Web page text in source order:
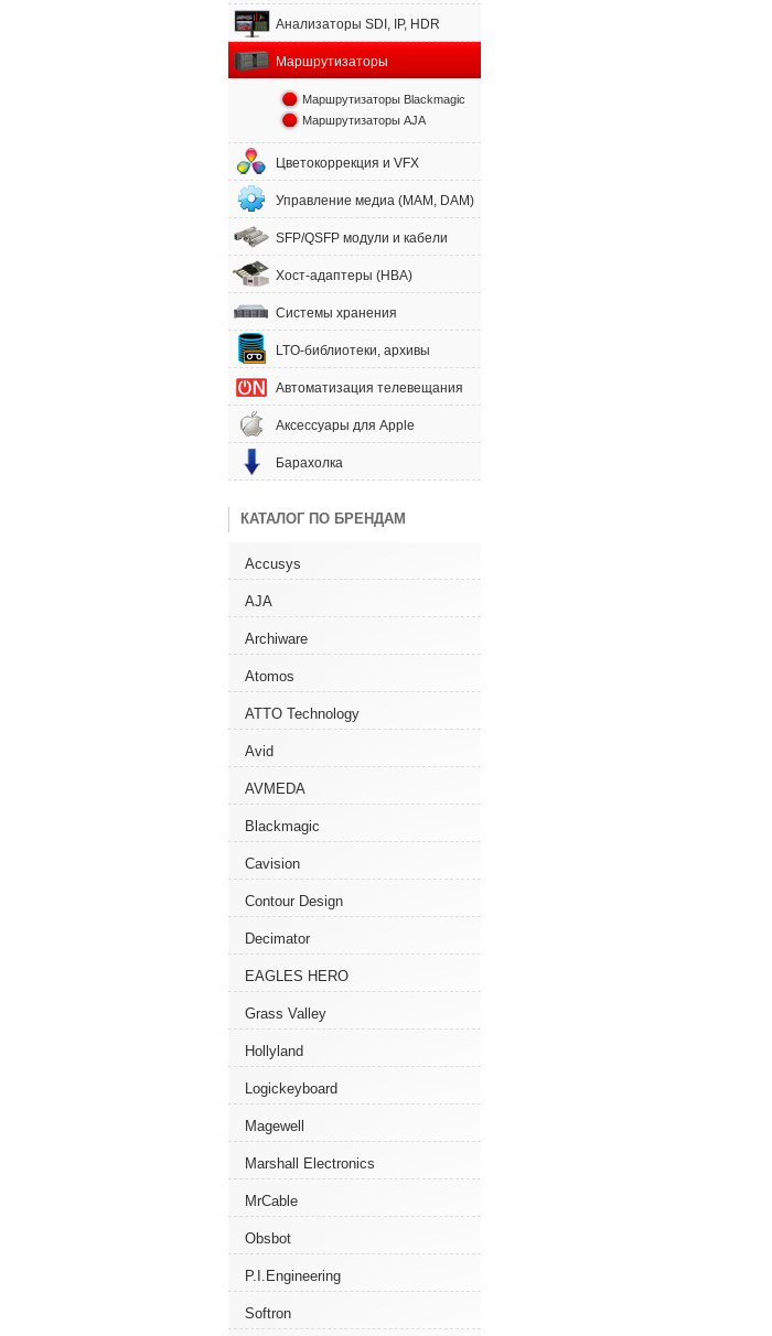
Анализаторы SDI, IP, HDR
Маршрутизаторы
Маршрутизаторы Blackmagic
Маршрутизаторы AJA
Цветокоррекция и VFX
Управление медиа (MAM, DAM)
SFP/QSFP модули и кабели
Хост-адаптеры (HBA)
Системы хранения
LTO-библиотеки, архивы
Автоматизация телевещания
Аксессуары для Apple
Барахолка
КАТАЛОГ ПО БРЕНДАМ
Accusys
AJA
Archiware
Atomos
ATTO Technology
Avid
AVMEDA
Blackmagic
Cavision
Contour Design
Decimator
EAGLES HERO
Grass Valley
Hollyland
Logickeyboard
Magewell
Marshall Electronics
MrCable
Obsbot
P.I.Engineering
Softron